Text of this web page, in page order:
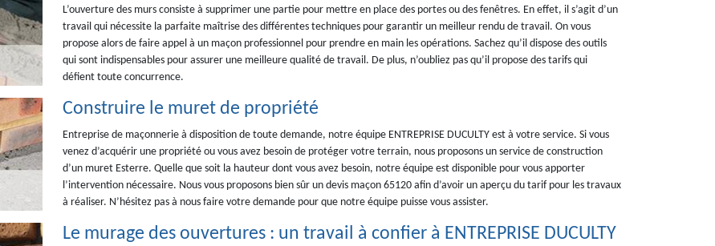
L’ouverture des murs consiste à supprimer une partie pour mettre en place des portes ou des fenêtres. En effet, il s’agit d’un
travail qui nécessite la parfaite maîtrise des différentes techniques pour garantir un meilleur rendu de travail. On vous
propose alors de faire appel à un maçon professionnel pour prendre en main les opérations. Sachez qu’il dispose des outils
qui sont indispensables pour assurer une meilleure qualité de travail. De plus, n’oubliez pas qu’il propose des tarifs qui
défient toute concurrence.
Construire le muret de propriété
Entreprise de maçonnerie à disposition de toute demande, notre équipe ENTREPRISE DUCULTY est à votre service. Si vous
venez d’acquérir une propriété ou vous avez besoin de protéger votre terrain, nous proposons un service de construction
d’un muret Esterre. Quelle que soit la hauteur dont vous avez besoin, notre équipe est disponible pour vous apporter
l’intervention nécessaire. Nous vous proposons bien sûr un devis maçon 65120 afin d’avoir un aperçu du tarif pour les travaux
à réaliser. N’hésitez pas à nous faire votre demande pour que notre équipe puisse vous assister.
Le murage des ouvertures : un travail à confier à ENTREPRISE DUCULTY